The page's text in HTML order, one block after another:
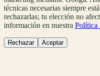
técnicas necesarias siempre
rechazarlas; tu elección no
información en nuestra Política
Rechazar Aceptar